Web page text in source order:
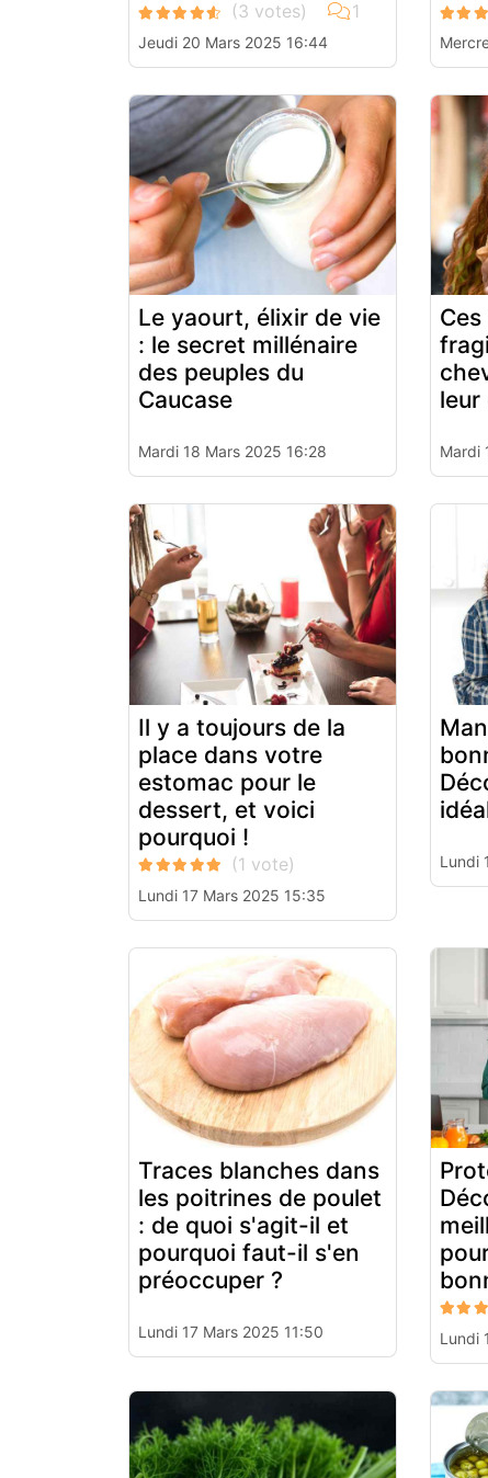
Jeudi 20 Mars 2025 16:44
Le yaourt, élixir de vie
: le secret millénaire
des peuples du
Caucase
Mardi 18 Mars 2025 16:28
leur
Mardi
Il y a toujours de la
place dans votre
estomac pour le
dessert, et voici
pourquoi !
Lundi 17 Mars 2025 15:35
Lundi
Traces blanches dans
les poitrines de poulet
: de quoi s'agit-il et
pourquoi faut-il s'en
préoccuper ?
Lundi 17 Mars 2025 11:50 Lundi